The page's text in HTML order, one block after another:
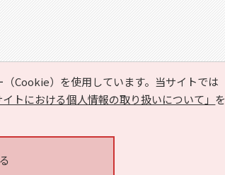
Cookie）を使用しています。当サイトでは
イトにおける個人情報の取り扱いについて」 を